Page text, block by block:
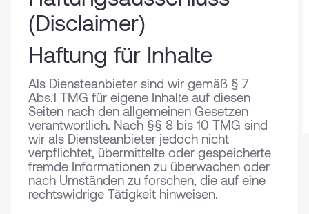
(Disclaimer)
Haftung für Inhalte
Als Diensteanbieter sind wir gemäß § 7
Abs.1 TMG für eigene Inhalte auf diesen
Seiten nach den allgemeinen Gesetzen
verantwortlich. Nach §§ 8 bis 10 TMG sind
wir als Diensteanbieter jedoch nicht
verpflichtet, übermittelte oder gespeicherte
fremde Informationen zu überwachen oder
nach Umständen zu forschen, die auf eine
rechtswidrige Tätigkeit hinweisen.